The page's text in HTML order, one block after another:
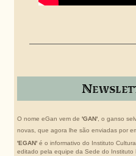
O nome eGan vem de 'GAN', o ganso
novas, que agora lhe são enviadas por
'EGAN'é o informativo do Instituto
editado pela equipe da Sede do